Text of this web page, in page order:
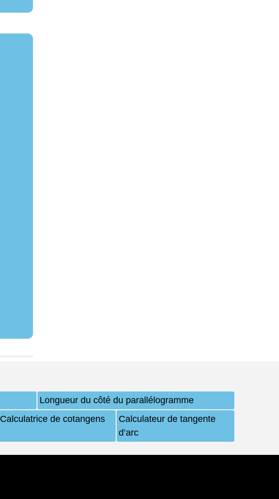
Longueur du côté du parallélogramme
Calculatrice de cotangens
Calculateur de tangente
d’arc